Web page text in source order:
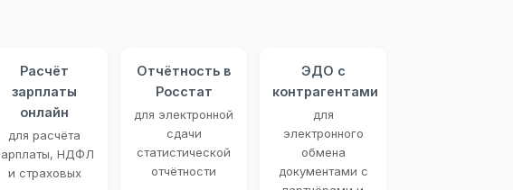
Расчёт
зарплаты
онлайн
для расчёта
НДФЛ
и страховых
Отчётность в
Росстат
для электронной
сдачи
статистической
отчётности
ЭДО с
контрагентами
для
электронного
обмена
документами с